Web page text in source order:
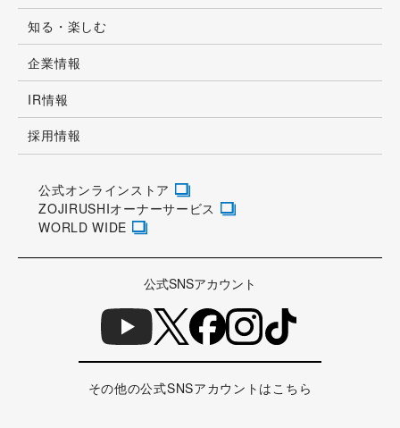
知る・楽しむ
企業情報
IR情報
採用情報
公式オンラインストア
ZOJIRUSHIオーナーサービス
WORLD WIDE
公式SNSアカウント
その他の公式SNSアカウントはこちら